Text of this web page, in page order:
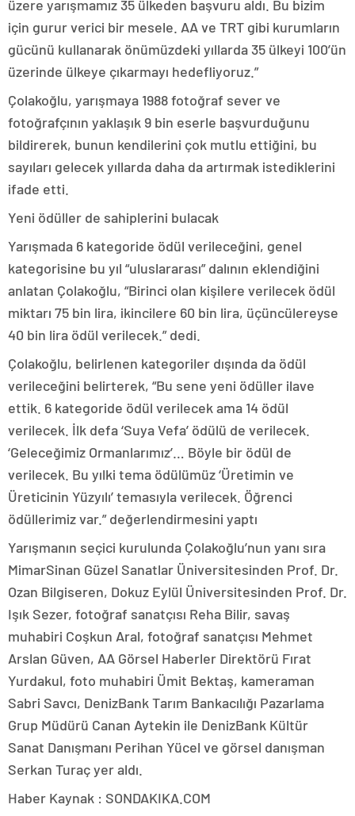
üzere yarışmamız 35 ülkeden başvuru aldı. Bu bizim
için gurur verici bir mesele. AA ve TRT gibi kurumların
gücünü kullanarak önümüzdeki yıllarda 35 ülkeyi 100’ün
üzerinde ülkeye çıkarmayı hedefliyoruz.”
Çolakoğlu, yarışmaya 1988 fotoğraf sever ve
fotoğrafçının yaklaşık 9 bin eserle başvurduğunu
bildirerek, bunun kendilerini çok mutlu ettiğini, bu
sayıları gelecek yıllarda daha da artırmak istediklerini
ifade etti.
Yeni ödüller de sahiplerini bulacak
Yarışmada 6 kategoride ödül verileceğini, genel
kategorisine bu yıl “uluslararası” dalının eklendiğini
anlatan Çolakoğlu, “Birinci olan kişilere verilecek ödül
miktarı 75 bin lira, ikincilere 60 bin lira, üçüncülereyse
40 bin lira ödül verilecek.” dedi.
Çolakoğlu, belirlenen kategoriler dışında da ödül
verileceğini belirterek, “Bu sene yeni ödüller ilave
ettik. 6 kategoride ödül verilecek ama 14 ödül
verilecek. İlk defa ‘Suya Vefa’ ödülü de verilecek.
‘Geleceğimiz Ormanlarımız’… Böyle bir ödül de
verilecek. Bu yılki tema ödülümüz ‘Üretimin ve
Üreticinin Yüzyılı’ temasıyla verilecek. Öğrenci
ödüllerimiz var.” değerlendirmesini yaptı
Yarışmanın seçici kurulunda Çolakoğlu’nun yanı sıra
MimarSinan Güzel Sanatlar Üniversitesinden Prof. Dr.
Ozan Bilgiseren, Dokuz Eylül Üniversitesinden Prof. Dr.
Işık Sezer, fotoğraf sanatçısı Reha Bilir, savaş
muhabiri Coşkun Aral, fotoğraf sanatçısı Mehmet
Arslan Güven, AA Görsel Haberler Direktörü Fırat
Yurdakul, foto muhabiri Ümit Bektaş, kameraman
Sabri Savcı, DenizBank Tarım Bankacılığı Pazarlama
Grup Müdürü Canan Aytekin ile DenizBank Kültür
Sanat Danışmanı Perihan Yücel ve görsel danışman
Serkan Turaç yer aldı.
Haber Kaynak : SONDAKIKA.COM